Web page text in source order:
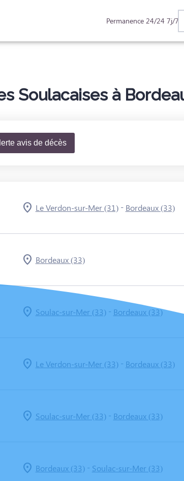
Permanence 24/24 7j/7
Soulacaises à
avis de décès
Le Verdon-sur-Mer (31)- Bordeaux (33)
Bordeaux (33)
Soulac-sur-Mer (33)- Bordeaux (33)
Le Verdon-sur-Mer (33)- Bordeaux (33)
Soulac-sur-Mer (33)- Bordeaux (33)
Bordeaux (33)- Soulac-sur-Mer (33)